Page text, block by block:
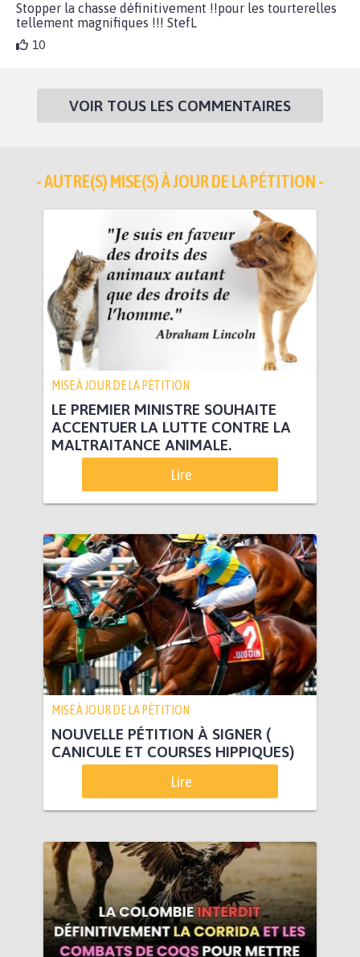
Stopper la chasse définitivement !!pour les tourterelles
tellement magnifiques !!! StefL
10
VOIR TOUS LES COMMENTAIRES
- AUTRE(S) MISE(S) À JOUR DE LA PÉTITION -
MISE À JOUR DE LA PÉTITION
LE PREMIER MINISTRE SOUHAITE
ACCENTUER LA LUTTE CONTRE LA
MALTRAITANCE ANIMALE.
Lire
MISE À JOUR DE LA PÉTITION
NOUVELLE PÉTITION À SIGNER (
CANICULE ET COURSES HIPPIQUES)
Lire